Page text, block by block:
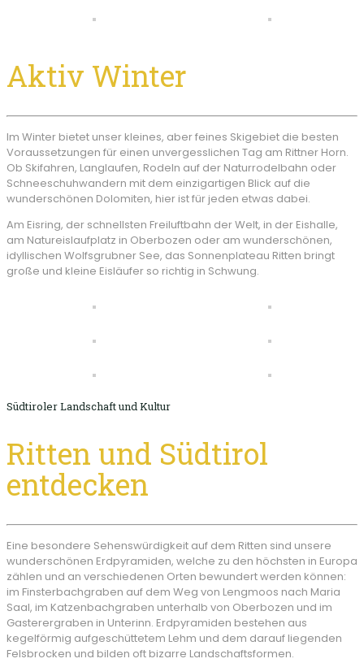
Aktiv Winter
Im Winter bietet unser kleines, aber feines Skigebiet die besten
Voraussetzungen für einen unvergesslichen Tag am Rittner Horn.
Ob Skifahren, Langlaufen, Rodeln auf der Naturrodelbahn oder
Schneeschuhwandern mit dem einzigartigen Blick auf die
wunderschönen Dolomiten, hier ist für jeden etwas dabei.
Am Eisring, der schnellsten Freiluftbahn der Welt, in der Eishalle,
am Natureislaufplatz in Oberbozen oder am wunderschönen,
idyllischen Wolfsgrubner See, das Sonnenplateau Ritten bringt
große und kleine Eisläufer so richtig in Schwung.
Südtiroler Landschaft und Kultur
Ritten und Südtirol
entdecken
Eine besondere Sehenswürdigkeit auf dem Ritten sind unsere
wunderschönen Erdpyramiden, welche zu den höchsten in Europa
zählen und an verschiedenen Orten bewundert werden können:
im Finsterbachgraben auf dem Weg von Lengmoos nach Maria
Saal, im Katzenbachgraben unterhalb von Oberbozen und im
Gasterergraben in Unterinn. Erdpyramiden bestehen aus
kegelförmig aufgeschüttetem Lehm und dem darauf liegenden
Felsbrocken und bilden oft bizarre Landschaftsformen.